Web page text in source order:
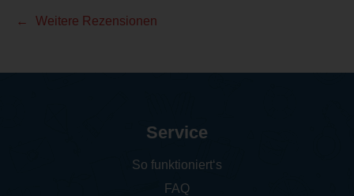
Weitere Rezensionen
Service
So funktioniert‘s
FAQ